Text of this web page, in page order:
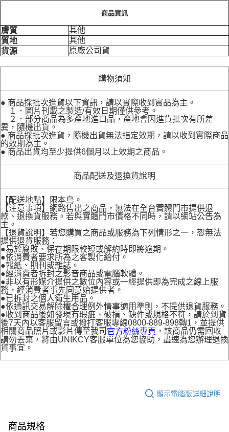
商品資訊
膚質
其他
質地
其他
貨源
原廠公司貨
購物須知
● 商品採批次進貨以下資訊，請以實際收到實品為主。
１．圖片刊載之製造/有效日期僅供參考。
２．部分商品為多產地進口品，產地會因進貨批次有所差
異，隨機出貨。
● 商品採批次進貨，隨機出貨無法指定效期，請以收到實際商品
的效期為主。
● 商品出貨均至少提供6個月以上效期之商品。
商品配送及退換貨說明
【配送地點】限本島。
【注意事項】網路售出之商品，無法在全台實體門市提供退
款、退換貨服務。若與實體門市價格不同時，請以網站公告為
主。
【退貨說明】若您購買之商品或服務為下列情形之一，恕無法
提供退貨服務：
●易於腐敗、保存期限較短或解約時即將逾期。
●依消費者要求所為之客製化給付。
●報紙、期刊或雜誌。
●經消費者拆封之影音商品或電腦軟體。
●非以有形媒介提供之數位內容或一經提供即為完成之線上服
務，經消費者事先同意始提供者。
●已拆封之個人衛生用品。
●依通訊交易解除權合理例外情事適用準則，不提供退貨服務。
●收到商品後如發現有瑕疵、破損、缺件或規格不符，請於到貨
後7天內以客服留言或撥打客服專線0800-889-898轉1，並提供
相關商品照片或影片傳至我司 官方粉絲專頁 ，該商品仍需回收
請勿丟棄，將由UNIKCY客服單位為您協助，盡速為您辦理退換
貨事宜。
顯示電腦版詳細說明
商品規格